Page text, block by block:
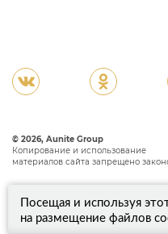
© 2026, Aunite Group
Копирование и использование
материалов сайта запрещено
Aunite Group не несет
предоставляемых
Посещая и используя
на размещение файлов